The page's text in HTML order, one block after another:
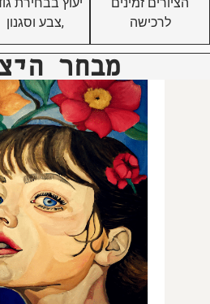
לרכישה
,צבע וסגנון
מבחר